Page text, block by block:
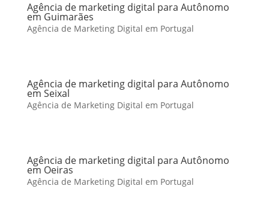
Agência de marketing digital para Autônomo
em Guimarães
Agência de Marketing Digital em Portugal
Agência de marketing digital para Autônomo
em Seixal
Agência de Marketing Digital em Portugal
Agência de marketing digital para Autônomo
em Oeiras
Agência de Marketing Digital em Portugal